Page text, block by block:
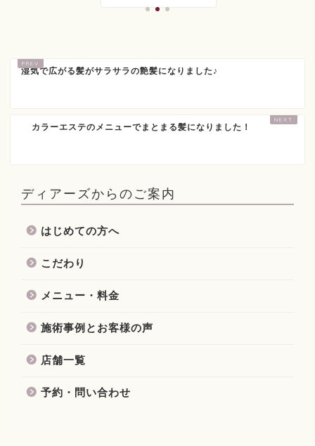
湿気で広がる髪がサラサラの艶髪になりました♪
カラーエステのメニューでまとまる髪になりました！
ディアーズからのご案内
はじめての方へ
こだわり
メニュー・料金
施術事例とお客様の声
店舗一覧
予約・問い合わせ